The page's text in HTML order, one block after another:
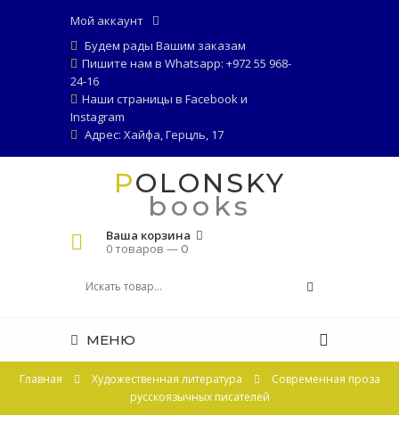
Мой аккаунт
Будем рады Вашим заказам
Пишите нам в Whatsapp: +972 55 968-
24-16
Наши страницы в Facebookи
Instagram
Адрес: Хайфа, Герцль, 17
POLONSKY
books
Ваша корзина
0 товаров —0
МЕНЮ
Главная Художественная литература
Современная проза
русскоязычных писателей